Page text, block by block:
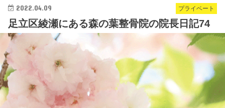
プライベート
2022.04.09
足立区綾瀬にある森の葉整骨院の院長日記74